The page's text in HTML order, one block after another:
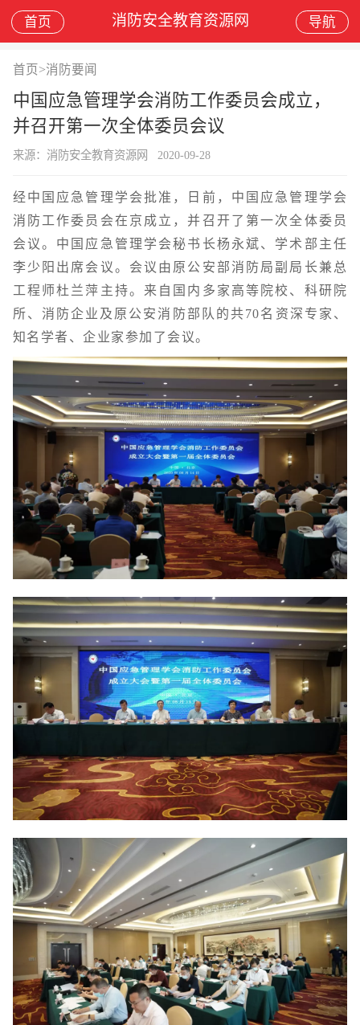
首页 消防安全教育资源网 导航
首页 >消防要闻
中国应急管理学会消防工作委员会成立，
并召开第一次全体委员会议
来源：消防安全教育资源网 2020-09-28
经中国应急管理学会批准，日前，中国应急管理学会
消防工作委员会在京成立，并召开了第一次全体委员
会议。中国应急管理学会秘书长杨永斌、学术部主任
李少阳出席会议。会议由原公安部消防局副局长兼总
工程师杜兰萍主持。来自国内多家高等院校、科研院
所、消防企业及原公安消防部队的共70名资深专家、
知名学者、企业家参加了会议。